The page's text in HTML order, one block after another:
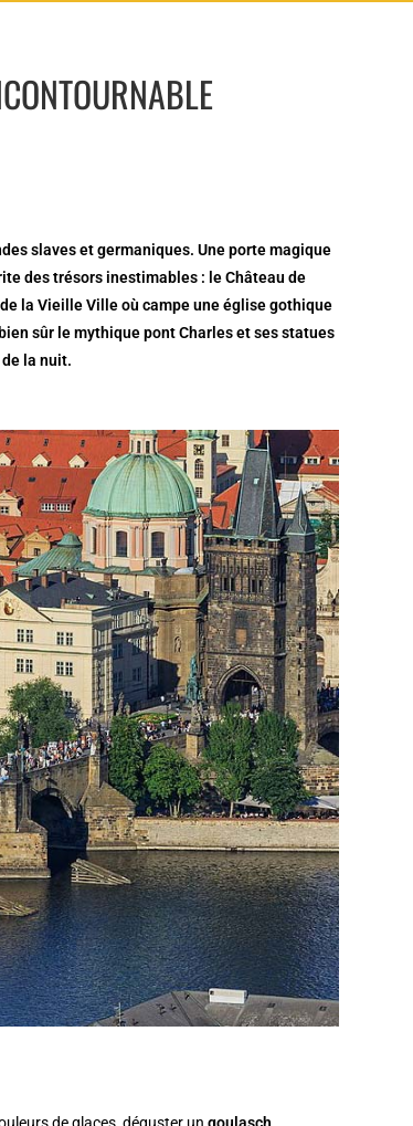
slaves et germaniques. Une porte magique
des trésors inestimables : le Château de
la Vieille Ville où campe une église gothique
sûr le mythique pont Charles et ses statues
la nuit.